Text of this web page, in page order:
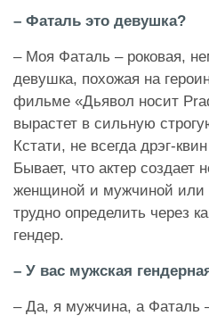
– Фаталь это девушка?
– Моя Фаталь – роковая,
девушка, похожая на
фильме «Дьявол носит
вырастет в сильную
Кстати, не всегда дрэг-
Бывает, что актер создает
женщиной и мужчиной или
трудно определить через
гендер.
– У вас мужская
– Да, я мужчина, а Фаталь